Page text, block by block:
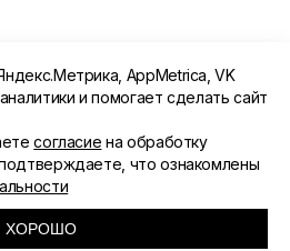
«Морс». Все права
ДАННЫХ
AppMetrica, VK
и помогает сделать сайт
согласие на обработку
что ознакомлены
ХОРОШО